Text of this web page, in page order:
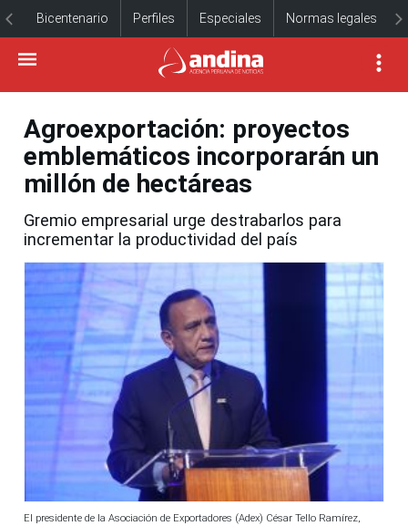
Bicentenario Perfiles Especiales Normas legales
Agroexportación: proyectos
emblemáticos incorporarán un
millón de hectáreas
Gremio empresarial urge destrabarlos para
incrementar la productividad del país
El presidente de la Asociación de Exportadores (Adex) César Tello Ramírez,